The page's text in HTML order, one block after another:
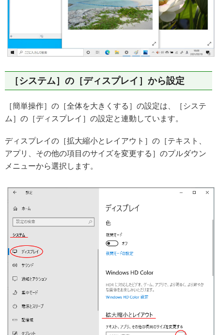
［システム］の［ディスプレイ］から設定
［簡単操作］の［全体を大きくする］の設定は、［システ
ム］の［ディスプレイ］の設定と連動しています。
ディスプレイの［拡大縮小とレイアウト］の［テキスト、
アプリ、その他の項目のサイズを変更する］のプルダウン
メニューから選択します。